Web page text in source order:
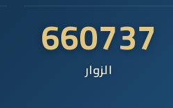
660737
الزوار